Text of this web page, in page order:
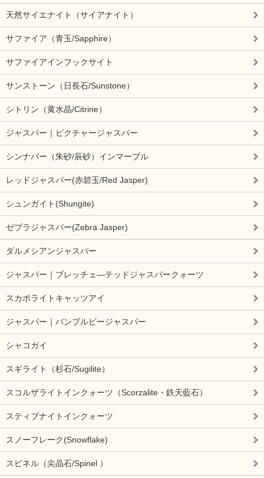
天然サイエナイト（サイアナイト）
サファイア（青玉/Sapphire）
サファイアインフックサイト
サンストーン（日長石/Sunstone）
シトリン（黄水晶/Citrine）
ジャスパー｜ピクチャージャスパー
シンナバー（朱砂/辰砂）インマーブル
レッドジャスパー(赤碧玉/Red Jasper)
シュンガイト(Shungite)
ゼブラジャスパー(Zebra Jasper)
ダルメシアンジャスパー
ジャスパー｜ブレッチェ―テッドジャスパークォーツ
スカポライトキャッツアイ
ジャスパー｜バンブルビージャスパー
シャコガイ
スギライト（杉石/Sugilite）
スコルザライトインクォーツ（Scorzalite・鉄天藍石）
スティブナイトインクォーツ
スノーフレーク(Snowflake)
スピネル（尖晶石/Spinel ）